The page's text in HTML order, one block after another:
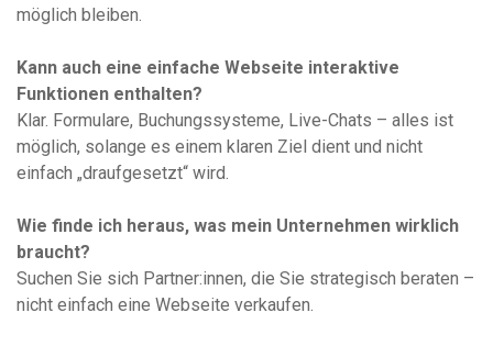
möglich bleiben.
Kann auch eine einfache Webseite interaktive
Funktionen enthalten?
Klar. Formulare, Buchungssysteme, Live-Chats – alles ist
möglich, solange es einem klaren Ziel dient und nicht
einfach „draufgesetzt“ wird.
Wie finde ich heraus, was mein Unternehmen wirklich
braucht?
Suchen Sie sich Partner:innen, die Sie strategisch beraten –
nicht einfach eine Webseite verkaufen.